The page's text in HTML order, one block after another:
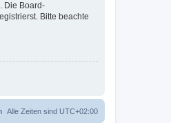
Die Board-
Bitte beachte
Alle Zeiten sind UTC+02:00